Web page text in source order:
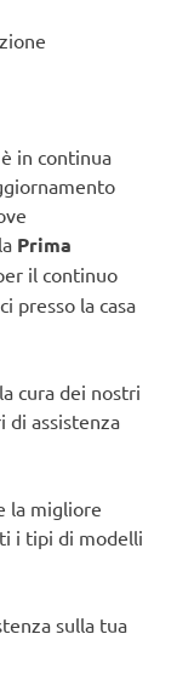
in continua
Prima
il continuo
presso la casa
cura dei nostri
di assistenza
la migliore
i tipi di modelli
sulla tua